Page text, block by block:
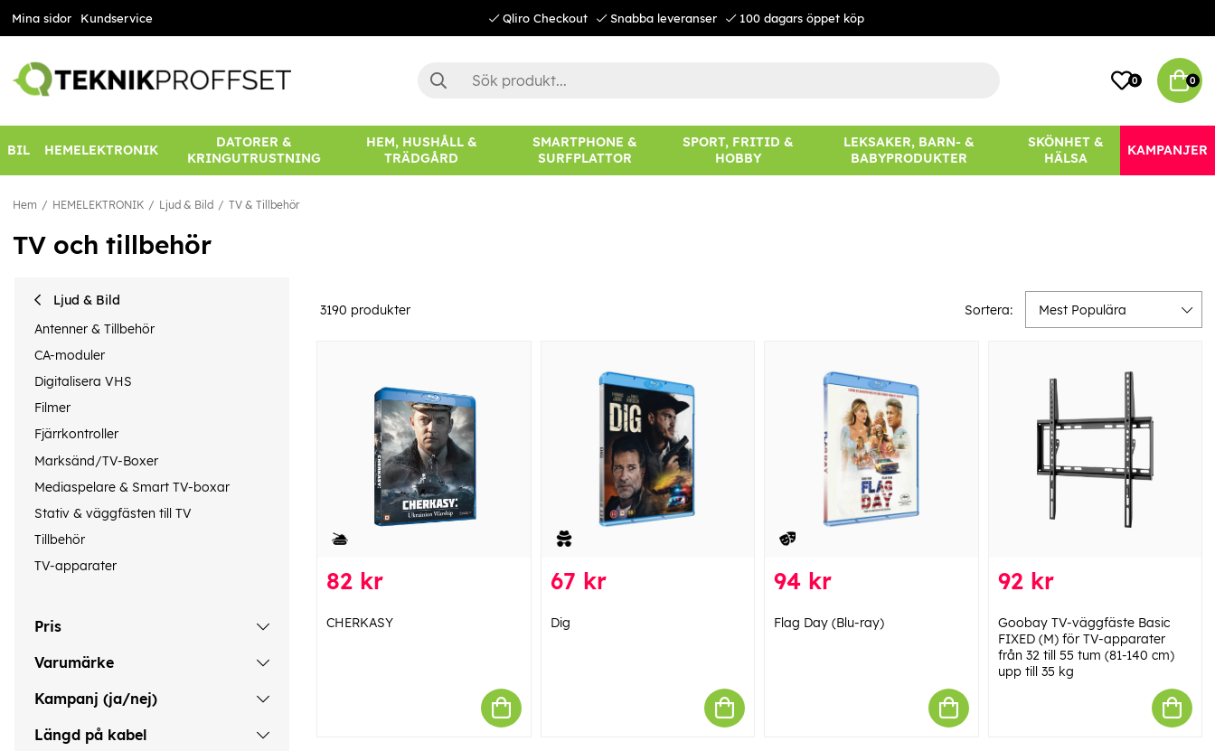
Mina sidor Kundservice Qliro Checkout Snabba leveranser 100 dagars öppet köp
0 0
BIL HEMELEKTRONIK
DATORER &
KRINGUTRUSTNING
HEM, HUSHÅLL &
TRÄDGÅRD
SMARTPHONE &
SURFPLATTOR
SPORT, FRITID &
HOBBY
LEKSAKER, BARN- &
BABYPRODUKTER
SKÖNHET &
HÄLSA
KAMPANJER
Hem HEMELEKTRONIK Ljud & Bild TV & Tillbehör
TV och tillbehör
Ljud & Bild
Antenner & Tillbehör
CA-moduler
Digitalisera VHS
Filmer
Fjärrkontroller
Marksänd/TV-Boxer
Mediaspelare & Smart TV-boxar
Stativ & väggfästen till TV
Tillbehör
TV-apparater
Pris
Varumärke
Kampanj (ja/nej)
Längd på kabel
3190 produkter Sortera: Mest Populära
82 kr
CHERKASY
67 kr
Dig
94 kr
Flag Day (Blu-ray)
92 kr
Goobay TV-väggfäste Basic
FIXED (M) för TV-apparater
från 32 till 55 tum (81-140 cm)
upp till 35 kg